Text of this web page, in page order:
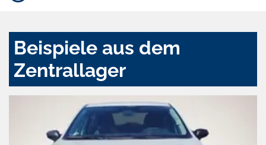
Beispiele aus dem
Zentrallager